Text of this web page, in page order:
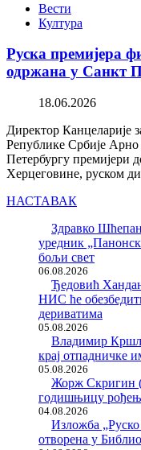
Вести
Култура
Руска премијера
одржана у Санкт
18.06.2026
Директор Канцеларије
Републике Србије Арно
Петербургу премијери
Херцеговине, руском
НАСТАВАК
Здравко
уредник
бољи свет
06.08.2026
Ђедовић
НИС ће
дериватима
05.08.2026
Владимир
крај отпадничке
05.08.2026
Жорж Скригин
годишњицу
04.08.2026
Изложба „Руско
отворена у